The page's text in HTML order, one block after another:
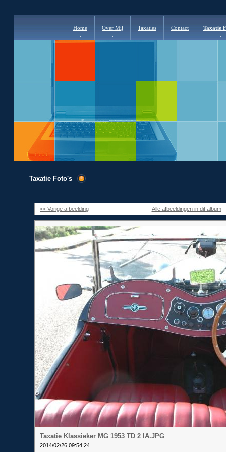
Home Over Mij Taxaties Contact Taxatie
Taxatie Foto's
<< Vorige afbeelding Alle afbeeldingen in dit album
Taxatie Klassieker MG 1953 TD 2 IA.JPG
2014/02/26 09:54:24